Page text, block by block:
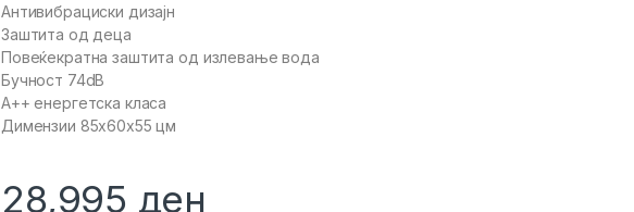
Антивибрациски дизајн
Заштита од деца
Повеќекратна заштита од излевање вода
Бучност 74dB
A++ енергетска класа
Димензии 85x60x55 цм
28,995 ден